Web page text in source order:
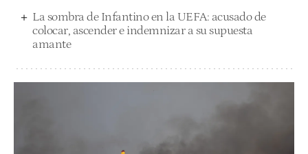
La sombra de Infantino en la UEFA: acusado de
colocar, ascender e indemnizar a su supuesta
amante